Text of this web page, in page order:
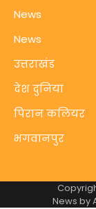
News
News
उत्तराखंड
देश दुनिया
पिरान कलियर
भगवानपुर
News by